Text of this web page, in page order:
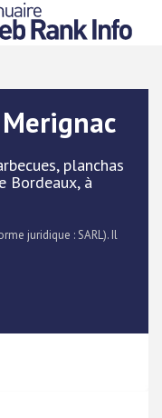
planchas
Bordeaux, à
juridique : SARL). Il